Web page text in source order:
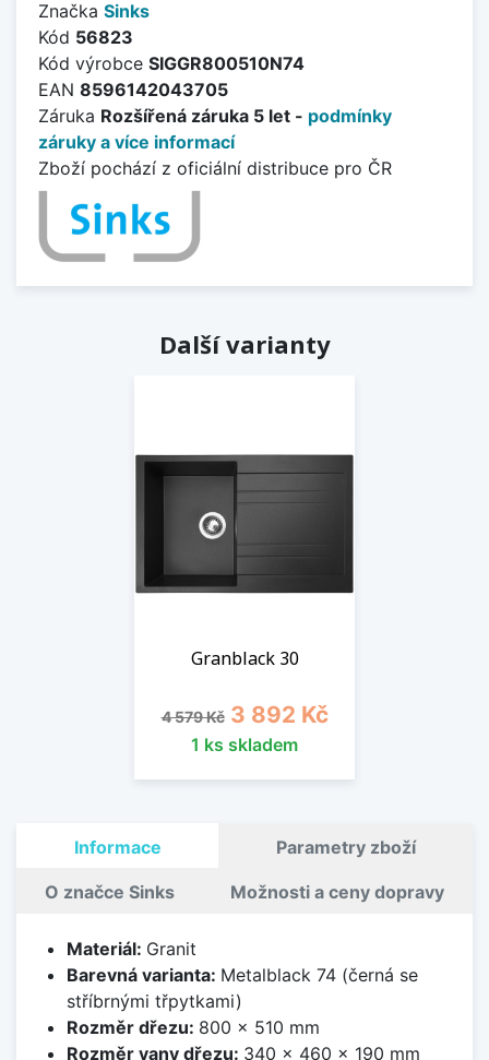
Značka Sinks
Kód 56823
Kód výrobce SIGGR800510N74
EAN 8596142043705
Záruka Rozšířená záruka 5 let - podmínky
záruky a více informací
Zboží pochází z oficiální distribuce pro ČR
Další varianty
Granblack 30
Běžná cena
4 579 Kč Cena
3 892 Kč
1 ks skladem
Informace Parametry zboží
O značce Sinks Možnosti a ceny dopravy
Materiál: Granit
Barevná varianta: Metalblack 74 (černá se
stříbrnými třpytkami)
Rozměr dřezu: 800 x 510 mm
Rozměr vany dřezu: 340 x 460 x 190 mm